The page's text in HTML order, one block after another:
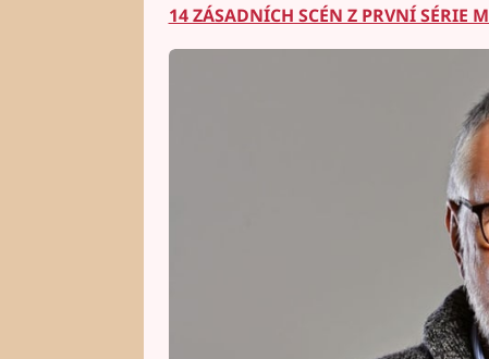
14 ZÁSADNÍCH SCÉN Z PRVNÍ SÉRIE